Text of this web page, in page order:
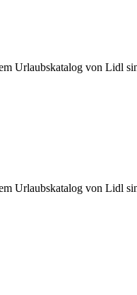
Urlaubskatalog von Lidl
Urlaubskatalog von Lidl